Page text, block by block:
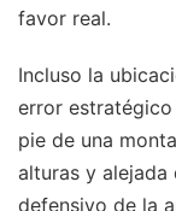
favor real.
Incluso la
error
pie de una
alturas y alejada
defensivo de la